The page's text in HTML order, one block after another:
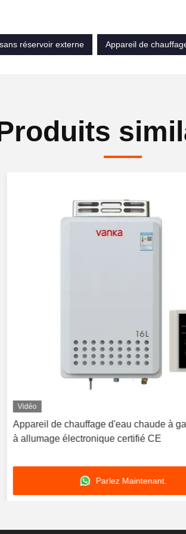
réservoir externe
Appareil de
Vidéo
Appareil de chauffage d'eau chaude à
à allumage électronique certifié CE
Parlez Maintenant.